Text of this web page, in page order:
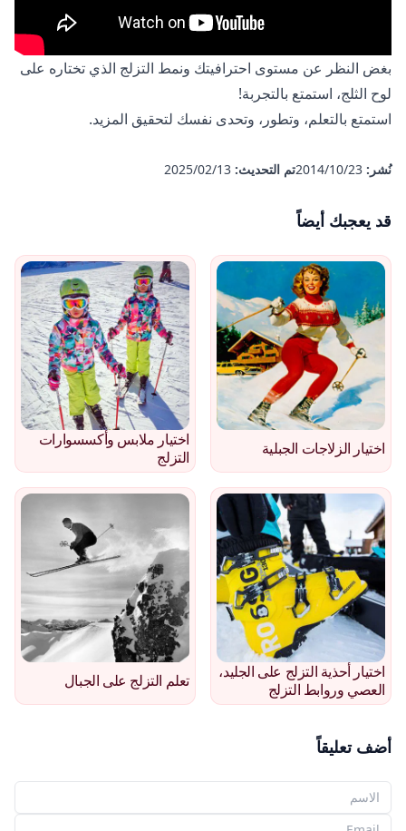
بغض النظر عن مستوى احترافيتك ونمط التزلج الذي تختاره على
لوح الثلج، استمتع بالتجربة!
استمتع بالتعلم، وتطور، وتحدى نفسك لتحقيق المزيد.
نُشر: 23‏/10‏/2014 تم التحديث: 13‏/02‏/2025
قد يعجبك أيضاً
اختيار الزلاجات الجبلية
اختيار ملابس وأكسسوارات
التزلج
اختيار أحذية التزلج على الجليد،
العصي وروابط التزلج
تعلم التزلج على الجبال
أضف تعليقاً
اسمك
بريدك الإلكتروني